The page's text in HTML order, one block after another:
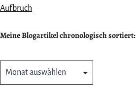
Aufbruch
Meine Blogartikel chronologisch sortiert:
Blogartikel
chronologisch